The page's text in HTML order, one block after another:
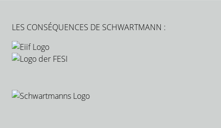
LES CONSÉQUENCES DE SCHWARTMANN :